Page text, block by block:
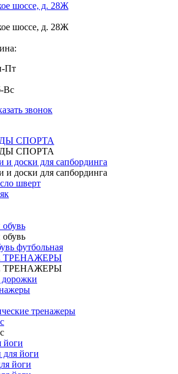
шоссе, д. 28Ж
шоссе, д. 28Ж
Пт
Вс
звонок
СПОРТА
СПОРТА
и доски для сапбординга
и доски для сапбординга
шверт
футбольная
дорожки
тренажеры
йоги
йоги
йоги